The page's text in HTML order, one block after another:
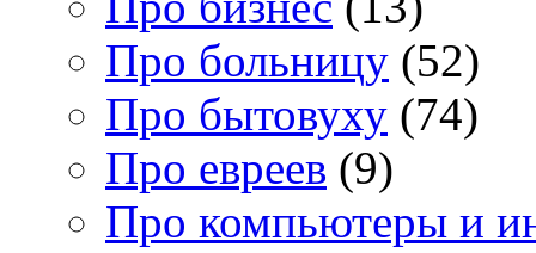
Про больницу (52)
Про бытовуху (74)
Про евреев (9)
Про компьютеры и